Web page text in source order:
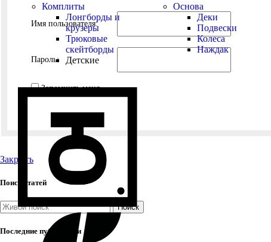
Комплиты
Лонгборды и
крузеры
Трюковые
скейтборды
Детские
Основа
Деки
Подвески
Колеса
Наждак
Имя пользователя:
Пароль:
Запомнить меня
Закрыть
Поиск статей
Поиск
Последние публикации